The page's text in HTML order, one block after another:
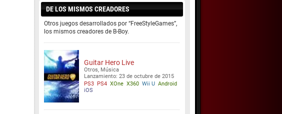
DE LOS MISMOS CREADORES
Otros juegos desarrollados por “FreeStyleGames”,
los mismos creadores de B-Boy.
Guitar Hero Live
Otros, Música
Lanzamiento: 23 de octubre de 2015
PS3 PS4 XOne X360 Wii U Android
iOS